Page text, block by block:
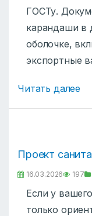
ГОСТу.
карандаши в
оболочке,
экспортные
Читать далее
Проект
16.03.2026 197
Если у
только